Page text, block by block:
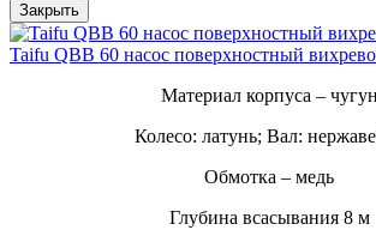
Закрыть
Taifu QBB 60 насос поверхностный
Материал корпуса – чугун
Колесо: латунь; Вал:
Обмотка – медь
Глубина всасывания 8 м